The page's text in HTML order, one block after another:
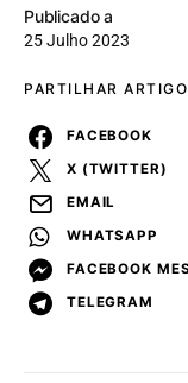
Publicado a
25 Julho 2023
PARTILHAR ARTIGO
FACEBOOK
X (TWITTER)
EMAIL
WHATSAPP
FACEBOOK
TELEGRAM